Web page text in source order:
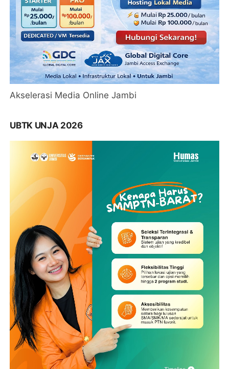
Akselerasi Media Online Jambi
UBTK UNJA 2026